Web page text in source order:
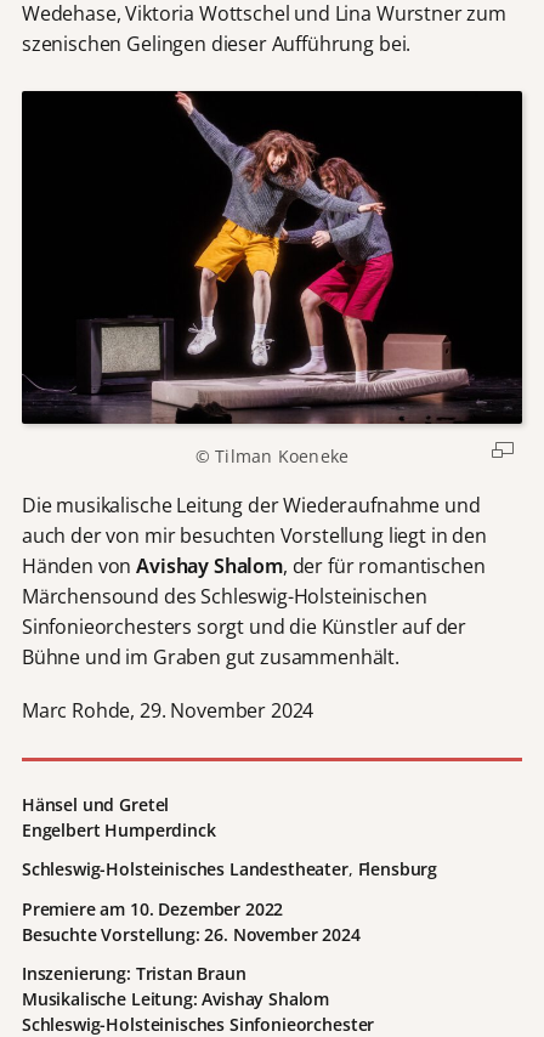
Wedehase, Viktoria Wottschel und Lina Wurstner zum
szenischen Gelingen dieser Aufführung bei.
© Tilman Koeneke
Die musikalische Leitung der Wiederaufnahme und
auch der von mir besuchten Vorstellung liegt in den
Händen vonAvishay Shalom, der für romantischen
Märchensound des Schleswig-Holsteinischen
Sinfonieorchesters sorgt und die Künstler auf der
Bühne und im Graben gut zusammenhält.
Marc Rohde, 29. November 2024
Hänsel und Gretel
Engelbert Humperdinck
Schleswig-Holsteinisches Landestheater, Flensburg
Premiere am 10. Dezember 2022
Besuchte Vorstellung: 26. November 2024
Inszenierung: Tristan Braun
Musikalische Leitung: Avishay Shalom
Schleswig-Holsteinisches Sinfonieorchester